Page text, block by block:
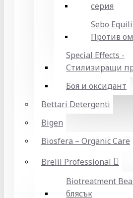
серия
Sebo
Против
Special Effects -
Стилизиращи
Боя и оксидант
Bettari Detergenti
Bigen
Biosfera – Organic Care
Brelil Professional
Biotreatment
блясък